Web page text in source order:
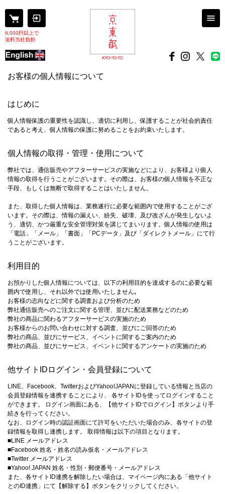
6,000円以上で
送料当社負担
お客様の個人情報について
はじめに
個人情報保護の重要性を認識し、適切に利用し、保護することが社会的責任
であると考え、個人情報の保護に努めることをお約束いたします。
個人情報の取得・管理・使用について
弊社では、通信販売やアフターサービスの実施などにより、お客様より個人
情報の取得を行うことがございます。その際は、お客様の個人情報を不正な
手段、もしくは無断で取得することはいたしません。
また、取得した個人情報は、業務遂行に必要な範囲内で使用することがござ
います。その際は、情報の漏えい、紛失、破壊、及び改ざんが発生しないよ
う、適切、かつ厳重な安全管理対策を講じてまいります。個人情報の使用は
「電話」「メール」「書面」「PCデータ」及び「ダイレクトメール」にて行
うことがございます。
利用目的
お預かりした個人情報については、以下の利用目的を達成するのに必要な範
囲内で使用し、それ以外では使用いたしません｡
お客様の志向などに関する調査および分析のため
弊社通信販売へのご注文に関する管理、並びに配送業務などのため
弊社の商品に関わるアフターサービスの実施のため
お客様からのお問い合わせに対する調査、並びにご回答のため
弊社の商品、並びにサービス、イベントに関するご案内のため
弊社の商品、並びにサービス、イベントに関するアンケートの実施のため
他サイトIDログイン・会員登録について
LINE、Facebook、TwitterおよびYahoo!JAPANに登録している情報と当店の
会員登録情報を連携することにより、 各サイトIDを使ってログインすること
ができます。 ログイン画面にある、【他サイトIDでログイン】ボタンより手
続きを行ってください。
なお、ログイン時の認証画面にて許可をいただいた場合のみ、各サイトの登
録情報を取得し連携します。 取得情報は以下の項目となります。
■LINE メールアドレス
■Facebook 姓名・姓名の読み仮名・メールアドレス
■Twitter メールアドレス
■Yahoo! JAPAN 姓名・性別・郵便番号・メールアドレス
また、各サイトID連携を解除したい場合は、マイページ内にある「他サイト
とのID連携」にて【解除する】ボタンをクリックしてください。